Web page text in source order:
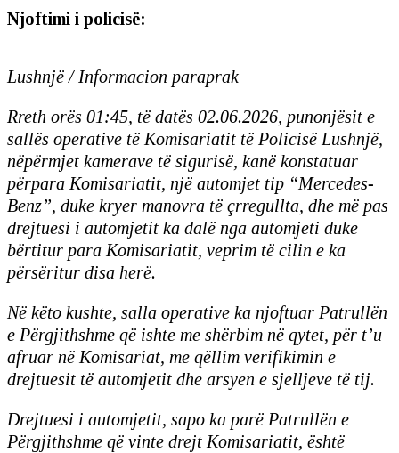
Njoftimi i policisë:
Lushnjë / Informacion paraprak
Rreth orës 01:45, të datës 02.06.2026, punonjësit e
sallës operative të Komisariatit të Policisë Lushnjë,
nëpërmjet kamerave të sigurisë, kanë konstatuar
përpara Komisariatit, një automjet tip “Mercedes-
Benz”, duke kryer manovra të çrregullta, dhe më pas
drejtuesi i automjetit ka dalë nga automjeti duke
bërtitur para Komisariatit, veprim të cilin e ka
përsëritur disa herë.
Në këto kushte, salla operative ka njoftuar Patrullën
e Përgjithshme që ishte me shërbim në qytet, për t’u
afruar në Komisariat, me qëllim verifikimin e
drejtuesit të automjetit dhe arsyen e sjelljeve të tij.
Drejtuesi i automjetit, sapo ka parë Patrullën e
Përgjithshme që vinte drejt Komisariatit, është